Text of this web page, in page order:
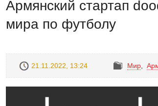
Армянский стартап
мира по футболу
21.11.2022, 13:24 Mир